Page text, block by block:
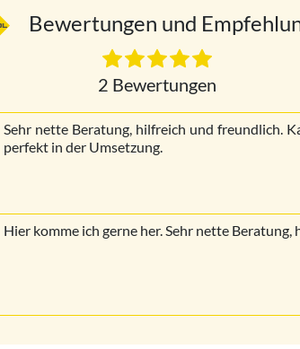
Bewertungen und
2 Bewertungen
Sehr nette Beratung, hilfreich und freundlich.
perfekt in der Umsetzung.
Hier komme ich gerne her. Sehr nette